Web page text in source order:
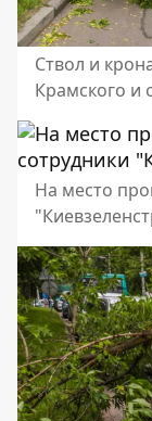
Ствол и
Крамского и
На место